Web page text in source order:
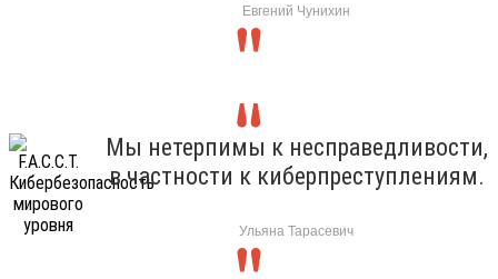
Евгений Чунихин
Мы нетерпимы к несправедливости,
в частности к киберпреступлениям.
Ульяна Тарасевич